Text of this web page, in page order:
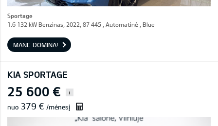
Sportage
1.6 132 kW Benzinas, 2022, 87 445 , Automatinė , Blue
MANE DOMINA!
KIA SPORTAGE
25 600 € i
nuo 379 € /mėnesį